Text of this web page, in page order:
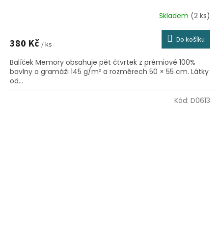
Skladem (2 ks)
380 Kč / ks Do košíku
Balíček Memory obsahuje pět čtvrtek z prémiové 100%
bavlny o gramáži 145 g/m² a rozměrech 50 × 55 cm. Látky
od...
Kód: D0613